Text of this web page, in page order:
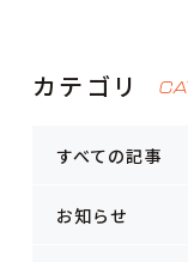
カテゴリ
すべての記事
お知らせ